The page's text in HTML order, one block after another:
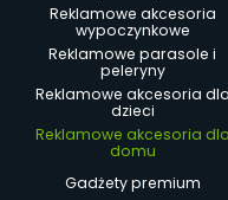
Reklamowe akcesoria
wypoczynkowe
Reklamowe parasole i
peleryny
Reklamowe akcesoria dla
dzieci
Reklamowe akcesoria dla
domu
Gadżety premium